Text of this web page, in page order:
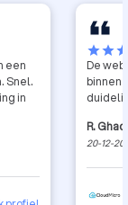
een
Snel.
in
starstar
De
binnen
R.
20-12-